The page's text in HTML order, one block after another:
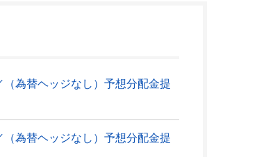
為替ヘッジなし）予想分配金提
為替ヘッジなし）予想分配金提